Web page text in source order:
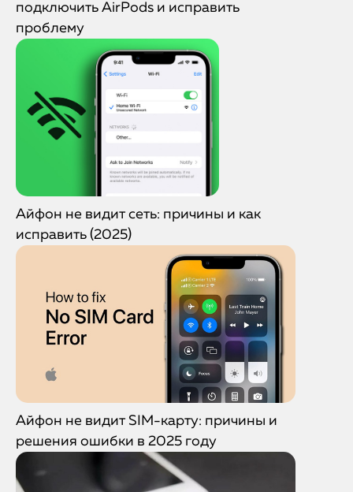
подключить AirPods и исправить
проблему
Айфон не видит сеть: причины и как
исправить (2025)
Айфон не видит SIM-карту: причины и
решения ошибки в 2025 году